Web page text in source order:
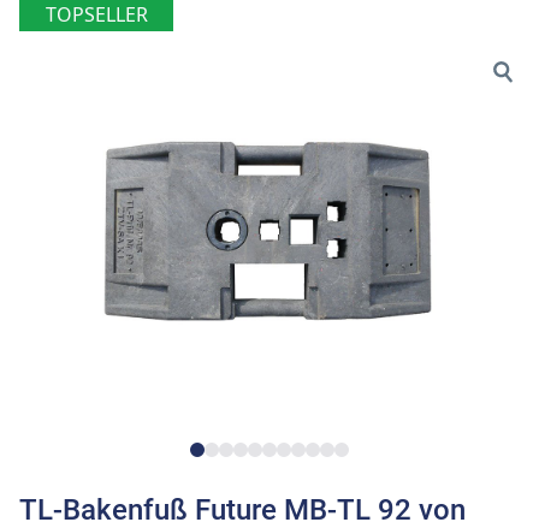
TOPSELLER
TL-Bakenfuß Future MB-TL 92 von